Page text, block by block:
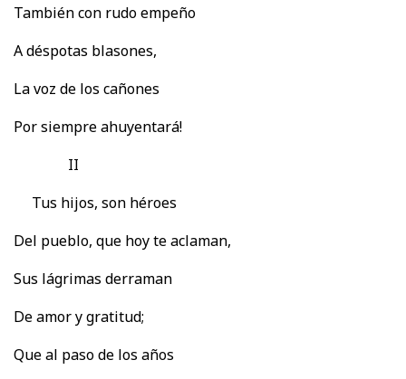
También con rudo empeño
A déspotas blasones,
La voz de los cañones
Por siempre ahuyentará!
II
Tus hijos, son héroes
Del pueblo, que hoy te aclaman,
Sus lágrimas derraman
De amor y gratitud;
Que al paso de los años